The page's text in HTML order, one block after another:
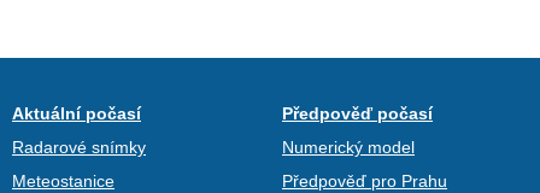
Aktuální počasí
Radarové snímky
Meteostanice
Předpověď počasí
Numerický model
Předpověď pro Prahu